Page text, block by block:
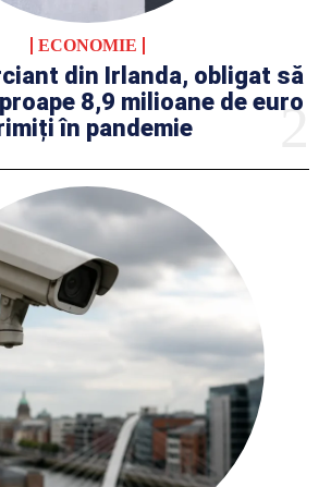
ECONOMIE
din Irlanda, obligat să
8,9 milioane de euro
în pandemie